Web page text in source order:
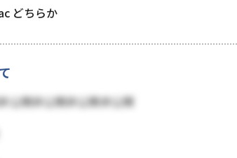
どちらか
公開非公開非公開非公開